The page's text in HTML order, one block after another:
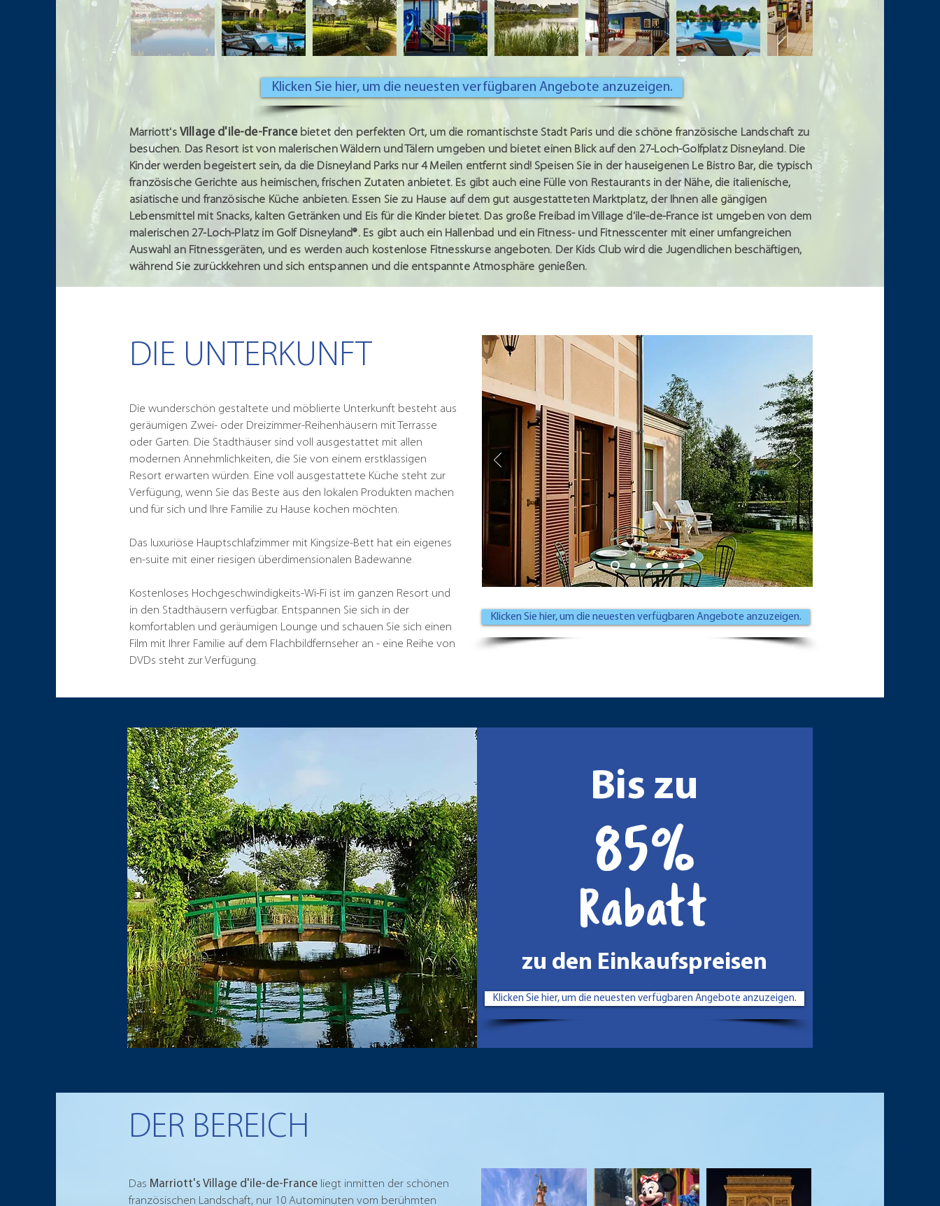
Klicken Sie hier, um die neuesten verfügbaren Angebote anzuzeigen.
Marriott's Village d'ile-de-Francebietet den perfekten Ort, um die romantischste Stadt Paris und die schöne französische Landschaft zu
besuchen. Das Resort ist von malerischen Wäldern und Tälern umgeben und bietet einen Blick auf den 27-Loch-Golfplatz Disneyland. Die
Kinder werden begeistert sein, da die Disneyland Parks nur 4 Meilen entfernt sind! Speisen Sie in der hauseigenen Le Bistro Bar, die typisch
französische Gerichte aus heimischen, frischen Zutaten anbietet. Es gibt auch eine Fülle von Restaurants in der Nähe, die italienische,
asiatische und französische Küche anbieten. Essen Sie zu Hause auf dem gut ausgestatteten Marktplatz, der Ihnen alle gängigen
Lebensmittel mit Snacks, kalten Getränken und Eis für die Kinder bietet. Das große Freibad im Village d'ile-de-France ist umgeben von dem
malerischen 27-Loch-Platz im Golf Disneyland®. Es gibt auch ein Hallenbad und ein Fitness- und Fitnesscenter mit einer umfangreichen
Auswahl an Fitnessgeräten, und es werden auch kostenlose Fitnesskurse angeboten. Der Kids Club wird die Jugendlichen beschäftigen,
während Sie zurückkehren und sich entspannen und die entspannte Atmosphäre genießen.
DIE UNTERKUNFT
Die wunderschön gestaltete und möblierte Unterkunft besteht aus
geräumigen Zwei- oder Dreizimmer-Reihenhäusern mit Terrasse
oder Garten. Die Stadthäuser sind voll ausgestattet mit allen
modernen Annehmlichkeiten, die Sie von einem erstklassigen
Resort erwarten würden. Eine voll ausgestattete Küche steht zur
Verfügung, wenn Sie das Beste aus den lokalen Produkten machen
und für sich und Ihre Familie zu Hause kochen möchten.
Das luxuriöse Hauptschlafzimmer mit Kingsize-Bett hat ein eigenes
en-suite mit einer riesigen überdimensionalen Badewanne.
Kostenloses Hochgeschwindigkeits-Wi-Fi ist im ganzen Resort und
in den Stadthäusern verfügbar. Entspannen Sie sich in der
komfortablen und geräumigen Lounge und schauen Sie sich einen
Film mit Ihrer Familie auf dem Flachbildfernseher an - eine Reihe von
DVDs steht zur Verfügung.
Klicken Sie hier, um die neuesten verfügbaren Angebote anzuzeigen.
Bis zu
85%
Rabatt
zu den Einkaufspreisen
Klicken Sie hier, um die neuesten verfügbaren Angebote anzuzeigen.
DER BEREICH
Das Marriott's Village d'ile-de-France liegt inmitten der schönen
französischen Landschaft, nur 10 Autominuten vom berühmten